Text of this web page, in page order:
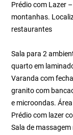
Prédio com Lazer
montanhas.
restaurantes
Sala para 2
quarto em
Varanda com
granito com
e microondas.
Prédio com lazer
Sala de